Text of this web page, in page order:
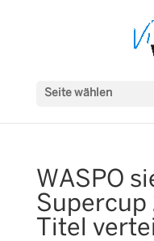
Seite wählen
WASPO
Supercup
Titel